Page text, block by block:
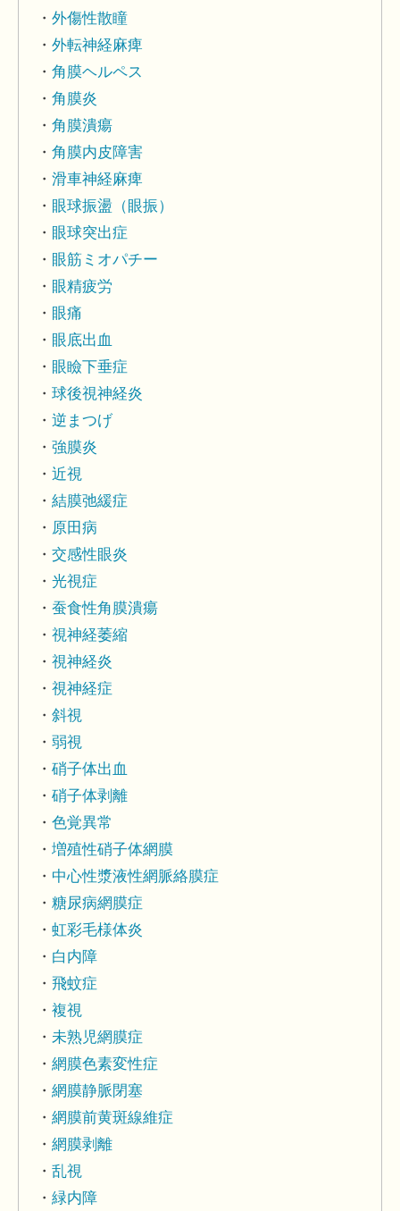
外傷性散瞳
外転神経麻痺
角膜ヘルペス
角膜炎
角膜潰瘍
角膜内皮障害
滑車神経麻痺
眼球振盪（眼振）
眼球突出症
眼筋ミオパチー
眼精疲労
眼痛
眼底出血
眼瞼下垂症
球後視神経炎
逆まつげ
強膜炎
近視
結膜弛緩症
原田病
交感性眼炎
光視症
蚕食性角膜潰瘍
視神経萎縮
視神経炎
視神経症
斜視
弱視
硝子体出血
硝子体剥離
色覚異常
増殖性硝子体網膜
中心性漿液性網脈絡膜症
糖尿病網膜症
虹彩毛様体炎
白内障
飛蚊症
複視
未熟児網膜症
網膜色素変性症
網膜静脈閉塞
網膜前黄斑線維症
網膜剥離
乱視
緑内障